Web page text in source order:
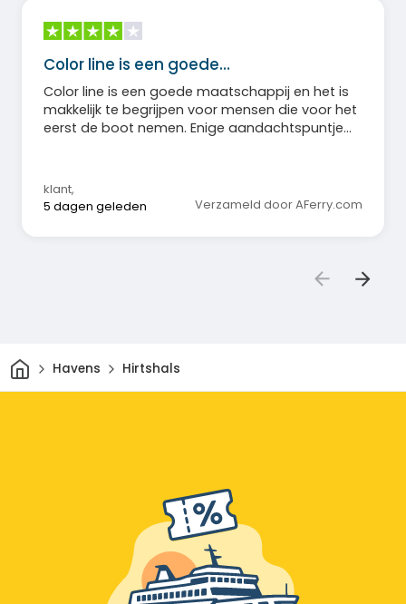
Color line is een goede…
Color line is een goede maatschappij en het is
makkelijk te begrijpen voor mensen die voor het
eerst de boot nemen. Enige aandachtspuntje
Nu stonden mensen in een cirkel te lopen om
het echt vleesbuffet.
klant,
5 dagen geleden
Verzameld door AFerry.com
ThuisHavens Hirtshals